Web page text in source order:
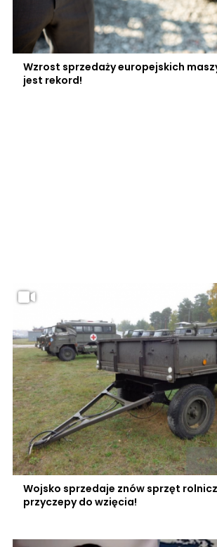
Wzrost sprzedaży europejskich
jest rekord!
Wojsko sprzedaje znów sprzęt
przyczepy do wzięcia!